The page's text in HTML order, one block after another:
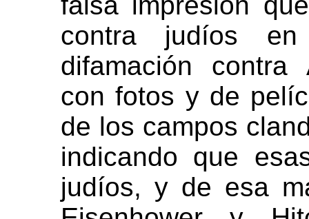
contra judíos
difamación contra
con fotos y de
de los campos
indicando que
judíos, y de esa